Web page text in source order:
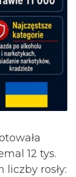
12 tys.
rosły: